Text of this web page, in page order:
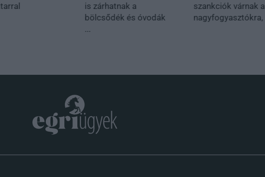
is zárhatnak a
bölcsődék és óvodák
...
szankciók várnak a
nagyfogyasztókra,